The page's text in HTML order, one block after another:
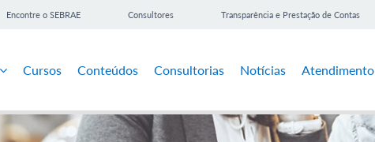
Encontre o SEBRAE Consultores Transparência e Prestação de Contas
Cursos Conteúdos Consultorias Notícias Atendimento